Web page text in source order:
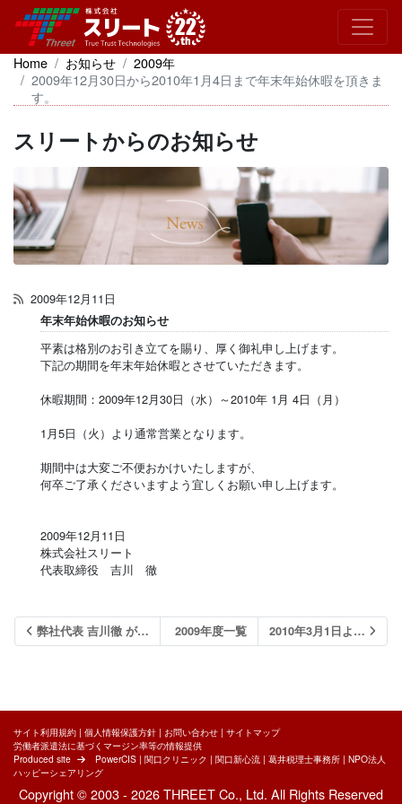
Home お知らせ
2009年
2009年12月30日から2010年1月4日まで年末年始休暇を頂きま
す。
スリートからのお知らせ
2009年12月11日
年末年始休暇のお知らせ
平素は格別のお引き立てを賜り、厚く御礼申し上げます。
下記の期間を年末年始休暇とさせていただきます。
休暇期間：2009年12月30日（水）～2010年 1月 4日（月）
1月5日（火）より通常営業となります。
期間中は大変ご不便おかけいたしますが、
何卒ご了承くださいますよう宜しくお願い申し上げます。
2009年12月11日
株式会社スリート
代表取締役 吉川 徹
弊社代表 吉川徹 が… 2009年度一覧 2010年3月1日よ…
サイト利用規約 | 個人情報保護方針 | お問い合わせ | サイトマップ
労働者派遣法に基づくマージン率等の情報提供
Produced site
PowerCIS | 関口クリニック | 関口新心流 | 葛井税理士事務所 | NPO法人
ハッピーシェアリング
Copyright © 2003 - 2026 THREET Co., Ltd. All Rights Reserved